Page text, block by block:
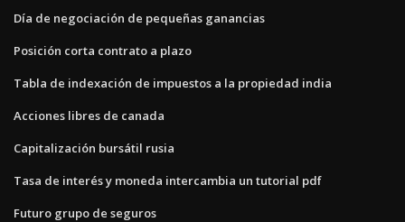
Día de negociación de pequeñas ganancias
Posición corta contrato a plazo
Tabla de indexación de impuestos a la propiedad india
Acciones libres de canada
Capitalización bursátil rusia
Tasa de interés y moneda intercambia un tutorial pdf
Futuro grupo de seguros